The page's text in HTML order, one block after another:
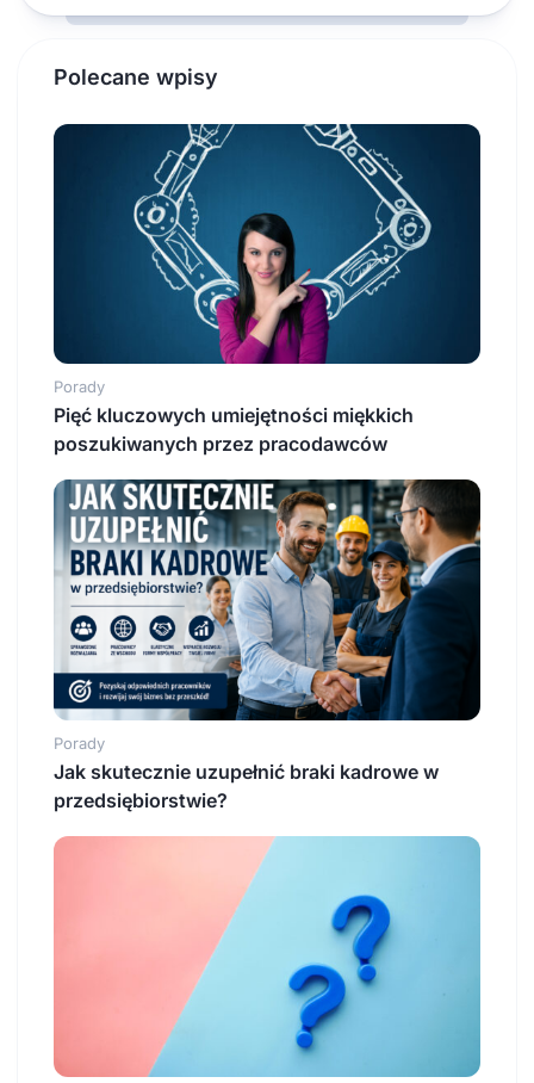
Polecane wpisy
Porady
Pięć kluczowych umiejętności miękkich
poszukiwanych przez pracodawców
Porady
Jak skutecznie uzupełnić braki kadrowe w
przedsiębiorstwie?